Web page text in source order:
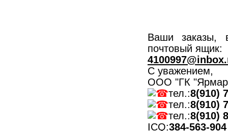
Ваши заказы,
почтовый ящик:
С уважением,
ООО "ГК
тел.:8(910)
тел.:8(910)
тел.:8(910)
ICQ:384-563-904